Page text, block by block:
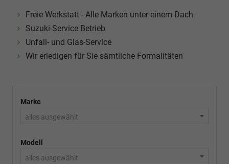
Freie Werkstatt - Alle Marken unter einem Dach
Suzuki-Service Betrieb
Unfall- und Glas-Service
Wir erledigen für Sie sämtliche Formalitäten
Marke
alles ausgewählt
Modell
alles ausgewählt